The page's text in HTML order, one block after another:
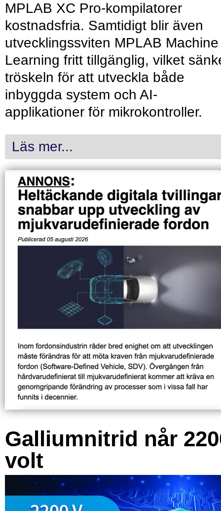
MPLAB XC Pro-kompilatorer
kostnadsfria. Samtidigt blir även
utvecklingssviten MPLAB Machine
Learning fritt tillgänglig, vilket
tröskeln för att utveckla både
inbyggda system och AI-
applikationer för mikrokontroller.
Läs mer...
Galliumnitrid når
volt